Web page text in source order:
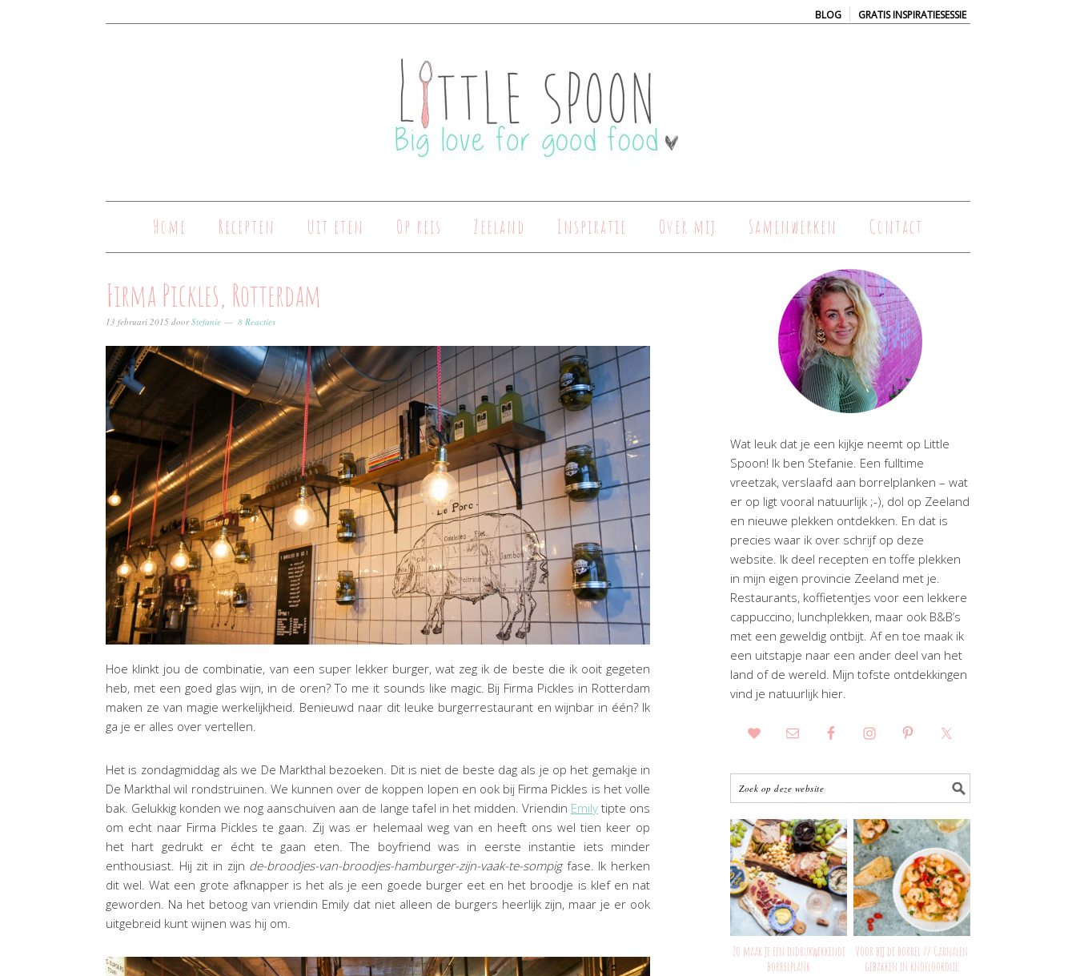
BLOG | GRATIS INSPIRATIESESSIE
Home Recepten Uit eten Op reis Zeeland Inspiratie Over mij Samenwerken Contact
Firma Pickles, Rotterdam
13 februari 2015 doorStefanie 8 Reacties
Hoe klinkt jou de combinatie, van een super lekker burger, wat zeg ik de beste die ik ooit gegeten
heb, met een goed glas wijn, in de oren? To me it sounds like magic. Bij Firma Pickles in Rotterdam
maken ze van magie werkelijkheid. Benieuwd naar dit leuke burgerrestaurant en wijnbar in één? Ik
ga je er alles over vertellen.
Het is zondagmiddag als we De Markthal bezoeken. Dit is niet de beste dag als je op het gemakje in
De Markthal wil rondstruinen. We kunnen over de koppen lopen en ook bij Firma Pickles is het volle
bak. Gelukkig konden we nog aanschuiven aan de lange tafel in het midden. Vriendin Emilytipte ons
om echt naar Firma Pickles te gaan. Zij was er helemaal weg van en heeft ons wel tien keer op
het hart gedrukt er écht te gaan eten. The boyfriend was in eerste instantie iets minder
enthousiast. Hij zit in zijn de-broodjes-van-broodjes-hamburger-zijn-vaak-te-sompigfase. Ik herken
dit wel. Wat een grote afknapper is het als je een goede burger eet en het broodje is klef en nat
geworden. Na het betoog van vriendin Emily dat niet alleen de burgers heerlijk zijn, maar je er ook
uitgebreid kunt wijnen was hij om.
Wat leuk dat je een kijkje neemt op Little
Spoon! Ik ben Stefanie. Een fulltime
vreetzak, verslaafd aan borrelplanken – wat
er op ligt vooral natuurlijk ;-), dol op Zeeland
en nieuwe plekken ontdekken. En dat is
precies waar ik over schrijf op deze
website. Ik deel recepten en toffe plekken
in mijn eigen provincie Zeeland met je.
Restaurants, koffietentjes voor een lekkere
cappuccino, lunchplekken, maar ook B&B’s
met een geweldig ontbijt. Af en toe maak ik
een uitstapje naar een ander deel van het
land of de wereld. Mijn tofste ontdekkingen
vind je natuurlijk hier.
Zo maak je een indrukwekkende
borrelplank
Voor bij de borrel // Garnalen
gebakken in knoflookolie